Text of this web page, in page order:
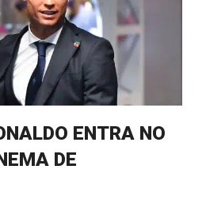
ENTRA NO
DE